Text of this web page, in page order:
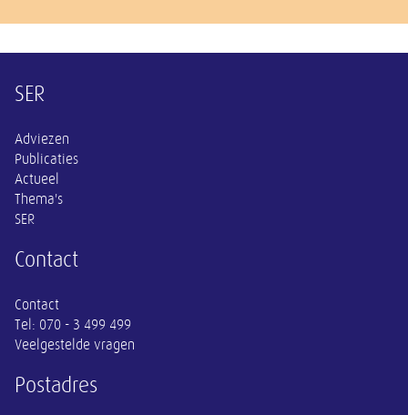
Overige informatie
SER
Adviezen
Publicaties
Actueel
Thema's
SER
Contact
Contact
Tel: 070 - 3 499 499
Veelgestelde vragen
Postadres